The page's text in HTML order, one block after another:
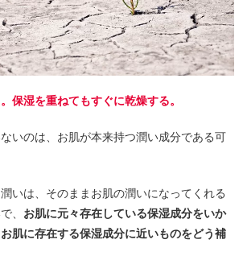
保湿を重ねてもすぐに乾燥する。
いのは、お肌が本来持つ潤い成分である可
いは、そのままお肌の潤いになってくれる
、 お肌に元々存在している保湿成分をいか
お肌に存在する保湿成分に近いものをどう補